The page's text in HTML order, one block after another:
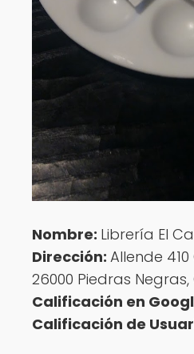
Nombre: Librería El
Dirección: Allende
26000 Piedras Negras,
Calificación en
Calificación de